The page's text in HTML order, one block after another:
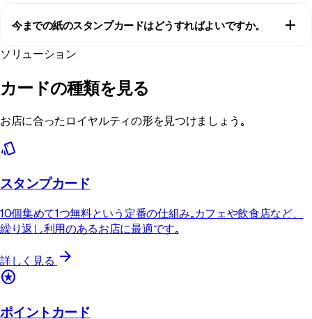
様のウォレットカードを読み取ります。一度の読み取りでスタンプ
中、レジの下のインクスタンプを探すより早く済みます。
今までの紙のスタンプカードはどうすればよいですか。 add
常連さんが切り替えるまでの数週間は、古い紙のスタンプをそのま
り、初日からデジタルで始められます。Marketingポスター作成機能
なら、A6からA3までお好きなサイズでそのポスターを印刷できま
す。
ソリューション
カードの種類を見る
お店に合ったロイヤルティの形を見つけましょう。
style
スタンプカード
10個集めて1つ無料という定番の仕組み。カフェや飲食店など、
繰り返し利用のあるお店に最適です。
詳しく見る arrow_forward
stars
ポイントカード